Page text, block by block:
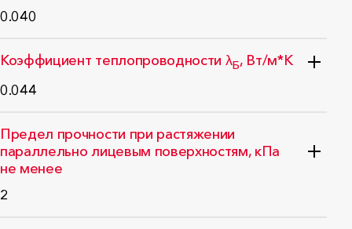
0.040
Коэффициент теплопроводности λБ, Вт/м*К
0.044
Предел прочности при растяжении
параллельно лицевым поверхностям, кПа
не менее
2